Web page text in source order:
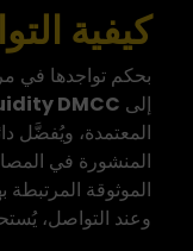
كيفية
بحكم تواجدها في
إلى DMCC
المعتمدة، ويُفضَّل
المنشورة في
الموثوقة المرتبطة
وعند التواصل،